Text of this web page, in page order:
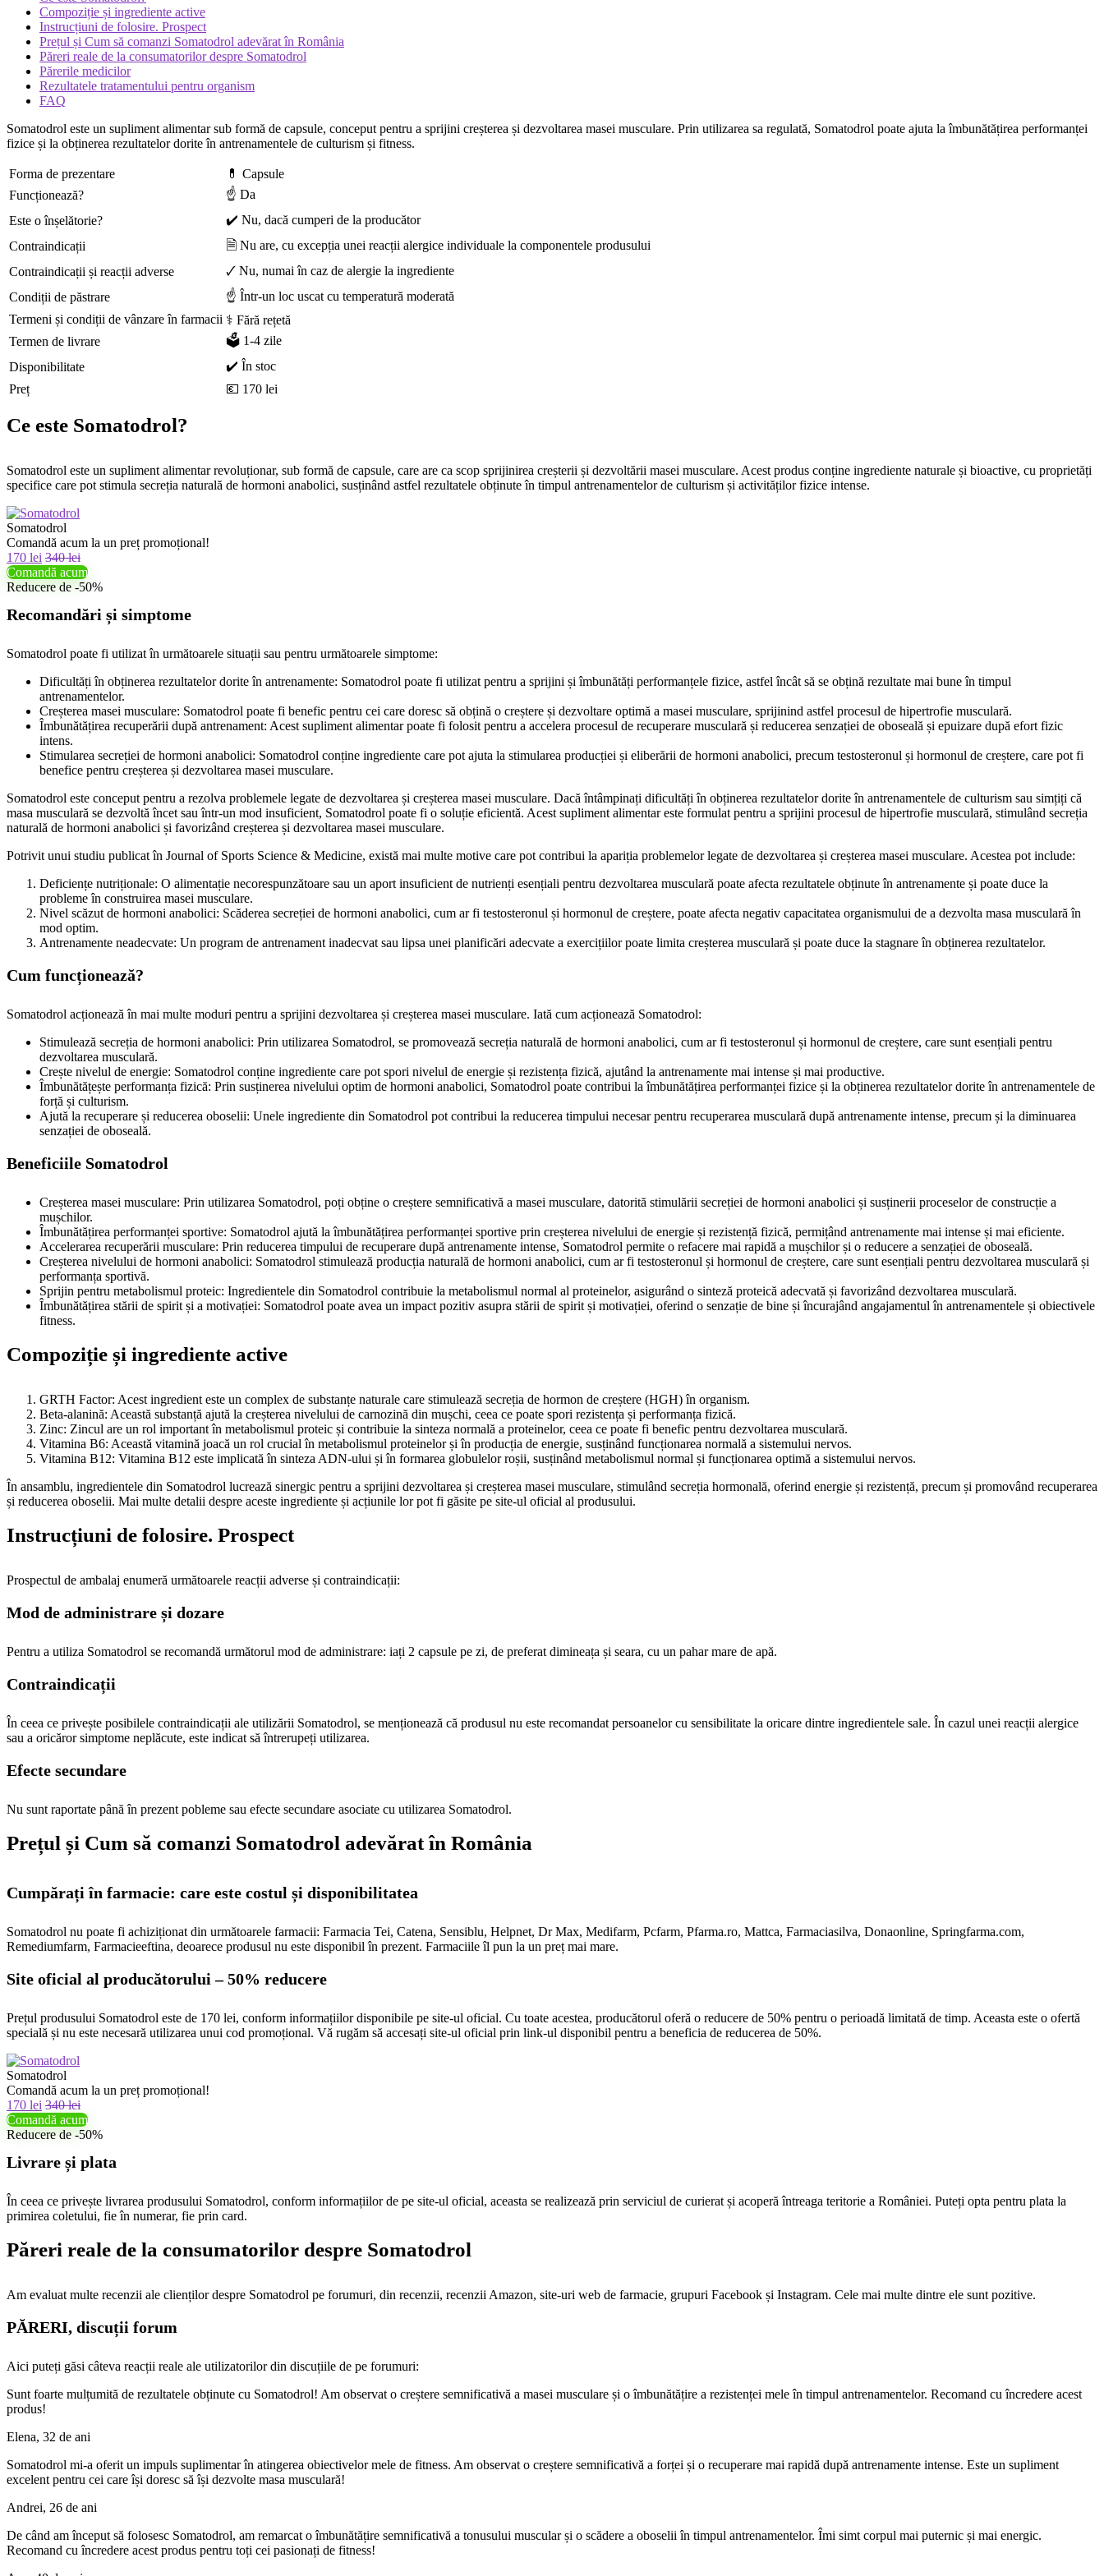
Compoziție și ingrediente active
Instrucțiuni de folosire. Prospect
Prețul și Cum să comanzi Somatodrol adevărat în România
Păreri reale de la consumatorilor despre Somatodrol
Părerile medicilor
Rezultatele tratamentului pentru organism
FAQ
Somatodrol este un supliment alimentar sub formă de capsule, conceput pentru a sprijini creșterea și dezvoltarea masei musculare. Prin utilizarea sa regulată, Somatodrol poate ajuta la îmbunătățirea performanței
fizice și la obținerea rezultatelor dorite în antrenamentele de culturism și fitness.
Forma de prezentare
💊 Capsule
Funcționează?
☝ Da
Este o înșelătorie?
✔️ Nu, dacă cumperi de la producător
Contraindicații
🗎 Nu are, cu excepția unei reacții alergice individuale la componentele produsului
Contraindicații și reacții adverse
🗸 Nu, numai în caz de alergie la ingrediente
Condiții de păstrare
☝ Într-un loc uscat cu temperatură moderată
Termeni și condiții de vânzare în farmacii ⚕️ Fără rețetă
Termen de livrare
🗳️ 1-4 zile
Disponibilitate
✔️ În stoc
Preț
💶 170 lei
Ce este Somatodrol?
Somatodrol este un supliment alimentar revoluționar, sub formă de capsule, care are ca scop sprijinirea creșterii și dezvoltării masei musculare. Acest produs conține ingrediente naturale și bioactive, cu proprietăți
specifice care pot stimula secreția naturală de hormoni anabolici, susținând astfel rezultatele obținute în timpul antrenamentelor de culturism și activităților fizice intense.
Somatodrol
Comandă acum la un preț promoțional!
170 lei 340 lei
Comandă acum
Reducere de -50%
Recomandări și simptome
Somatodrol poate fi utilizat în următoarele situații sau pentru următoarele simptome:
Dificultăți în obținerea rezultatelor dorite în antrenamente: Somatodrol poate fi utilizat pentru a sprijini și îmbunătăți performanțele fizice, astfel încât să se obțină rezultate mai bune în timpul
antrenamentelor.
Creșterea masei musculare: Somatodrol poate fi benefic pentru cei care doresc să obțină o creștere și dezvoltare optimă a masei musculare, sprijinind astfel procesul de hipertrofie musculară.
Îmbunătățirea recuperării după antrenament: Acest supliment alimentar poate fi folosit pentru a accelera procesul de recuperare musculară și reducerea senzației de oboseală și epuizare după efort fizic
intens.
Stimularea secreției de hormoni anabolici: Somatodrol conține ingrediente care pot ajuta la stimularea producției și eliberării de hormoni anabolici, precum testosteronul și hormonul de creștere, care pot fi
benefice pentru creșterea și dezvoltarea masei musculare.
Somatodrol este conceput pentru a rezolva problemele legate de dezvoltarea și creșterea masei musculare. Dacă întâmpinați dificultăți în obținerea rezultatelor dorite în antrenamentele de culturism sau simțiți că
masa musculară se dezvoltă încet sau într-un mod insuficient, Somatodrol poate fi o soluție eficientă. Acest supliment alimentar este formulat pentru a sprijini procesul de hipertrofie musculară, stimulând secreția
naturală de hormoni anabolici și favorizând creșterea și dezvoltarea masei musculare.
Potrivit unui studiu publicat în Journal of Sports Science & Medicine, există mai multe motive care pot contribui la apariția problemelor legate de dezvoltarea și creșterea masei musculare. Acestea pot include:
Deficiențe nutriționale: O alimentație necorespunzătoare sau un aport insuficient de nutrienți esențiali pentru dezvoltarea musculară poate afecta rezultatele obținute în antrenamente și poate duce la
probleme în construirea masei musculare.
Nivel scăzut de hormoni anabolici: Scăderea secreției de hormoni anabolici, cum ar fi testosteronul și hormonul de creștere, poate afecta negativ capacitatea organismului de a dezvolta masa musculară în
mod optim.
Antrenamente neadecvate: Un program de antrenament inadecvat sau lipsa unei planificări adecvate a exercițiilor poate limita creșterea musculară și poate duce la stagnare în obținerea rezultatelor.
Cum funcționează?
Somatodrol acționează în mai multe moduri pentru a sprijini dezvoltarea și creșterea masei musculare. Iată cum acționează Somatodrol:
Stimulează secreția de hormoni anabolici: Prin utilizarea Somatodrol, se promovează secreția naturală de hormoni anabolici, cum ar fi testosteronul și hormonul de creștere, care sunt esențiali pentru
dezvoltarea musculară.
Crește nivelul de energie: Somatodrol conține ingrediente care pot spori nivelul de energie și rezistența fizică, ajutând la antrenamente mai intense și mai productive.
Îmbunătățește performanța fizică: Prin susținerea nivelului optim de hormoni anabolici, Somatodrol poate contribui la îmbunătățirea performanței fizice și la obținerea rezultatelor dorite în antrenamentele de
forță și culturism.
Ajută la recuperare și reducerea oboselii: Unele ingrediente din Somatodrol pot contribui la reducerea timpului necesar pentru recuperarea musculară după antrenamente intense, precum și la diminuarea
senzației de oboseală.
Beneficiile Somatodrol
Creșterea masei musculare: Prin utilizarea Somatodrol, poți obține o creștere semnificativă a masei musculare, datorită stimulării secreției de hormoni anabolici și susținerii proceselor de construcție a
mușchilor.
Îmbunătățirea performanței sportive: Somatodrol ajută la îmbunătățirea performanței sportive prin creșterea nivelului de energie și rezistență fizică, permițând antrenamente mai intense și mai eficiente.
Accelerarea recuperării musculare: Prin reducerea timpului de recuperare după antrenamente intense, Somatodrol permite o refacere mai rapidă a mușchilor și o reducere a senzației de oboseală.
Creșterea nivelului de hormoni anabolici: Somatodrol stimulează producția naturală de hormoni anabolici, cum ar fi testosteronul și hormonul de creștere, care sunt esențiali pentru dezvoltarea musculară și
performanța sportivă.
Sprijin pentru metabolismul proteic: Ingredientele din Somatodrol contribuie la metabolismul normal al proteinelor, asigurând o sinteză proteică adecvată și favorizând dezvoltarea musculară.
Îmbunătățirea stării de spirit și a motivației: Somatodrol poate avea un impact pozitiv asupra stării de spirit și motivației, oferind o senzație de bine și încurajând angajamentul în antrenamentele și obiectivele
fitness.
Compoziție și ingrediente active
GRTH Factor: Acest ingredient este un complex de substanțe naturale care stimulează secreția de hormon de creștere (HGH) în organism.
Beta-alanină: Această substanță ajută la creșterea nivelului de carnozină din mușchi, ceea ce poate spori rezistența și performanța fizică.
Zinc: Zincul are un rol important în metabolismul proteic și contribuie la sinteza normală a proteinelor, ceea ce poate fi benefic pentru dezvoltarea musculară.
Vitamina B6: Această vitamină joacă un rol crucial în metabolismul proteinelor și în producția de energie, susținând funcționarea normală a sistemului nervos.
Vitamina B12: Vitamina B12 este implicată în sinteza ADN-ului și în formarea globulelor roșii, susținând metabolismul normal și funcționarea optimă a sistemului nervos.
În ansamblu, ingredientele din Somatodrol lucrează sinergic pentru a sprijini dezvoltarea și creșterea masei musculare, stimulând secreția hormonală, oferind energie și rezistență, precum și promovând recuperarea
și reducerea oboselii. Mai multe detalii despre aceste ingrediente și acțiunile lor pot fi găsite pe site-ul oficial al produsului.
Instrucțiuni de folosire. Prospect
Prospectul de ambalaj enumeră următoarele reacții adverse și contraindicații:
Mod de administrare și dozare
Pentru a utiliza Somatodrol se recomandă următorul mod de administrare: iați 2 capsule pe zi, de preferat dimineața și seara, cu un pahar mare de apă.
Contraindicații
În ceea ce privește posibilele contraindicații ale utilizării Somatodrol, se menționează că produsul nu este recomandat persoanelor cu sensibilitate la oricare dintre ingredientele sale. În cazul unei reacții alergice
sau a oricăror simptome neplăcute, este indicat să întrerupeți utilizarea.
Efecte secundare
Nu sunt raportate până în prezent pobleme sau efecte secundare asociate cu utilizarea Somatodrol.
Prețul și Cum să comanzi Somatodrol adevărat în România
Cumpărați în farmacie: care este costul și disponibilitatea
Somatodrol nu poate fi achiziționat din următoarele farmacii: Farmacia Tei, Catena, Sensiblu, Helpnet, Dr Max, Medifarm, Pcfarm, Pfarma.ro, Mattca, Farmaciasilva, Donaonline, Springfarma.com,
Remediumfarm, Farmacieeftina, deoarece produsul nu este disponibil în prezent. Farmaciile îl pun la un preț mai mare.
Site oficial al producătorului – 50% reducere
Prețul produsului Somatodrol este de 170 lei, conform informațiilor disponibile pe site-ul oficial. Cu toate acestea, producătorul oferă o reducere de 50% pentru o perioadă limitată de timp. Aceasta este o ofertă
specială și nu este necesară utilizarea unui cod promoțional. Vă rugăm să accesați site-ul oficial prin link-ul disponibil pentru a beneficia de reducerea de 50%.
Somatodrol
Comandă acum la un preț promoțional!
170 lei 340 lei
Comandă acum
Reducere de -50%
Livrare și plata
În ceea ce privește livrarea produsului Somatodrol, conform informațiilor de pe site-ul oficial, aceasta se realizează prin serviciul de curierat și acoperă întreaga teritorie a României. Puteți opta pentru plata la
primirea coletului, fie în numerar, fie prin card.
Păreri reale de la consumatorilor despre Somatodrol
Am evaluat multe recenzii ale clienților despre Somatodrol pe forumuri, din recenzii, recenzii Amazon, site-uri web de farmacie, grupuri Facebook și Instagram. Cele mai multe dintre ele sunt pozitive.
PĂRERI, discuții forum
Aici puteți găsi câteva reacții reale ale utilizatorilor din discuțiile de pe forumuri:
Sunt foarte mulțumită de rezultatele obținute cu Somatodrol! Am observat o creștere semnificativă a masei musculare și o îmbunătățire a rezistenței mele în timpul antrenamentelor. Recomand cu încredere acest
produs!
Elena, 32 de ani
Somatodrol mi-a oferit un impuls suplimentar în atingerea obiectivelor mele de fitness. Am observat o creștere semnificativă a forței și o recuperare mai rapidă după antrenamente intense. Este un supliment
excelent pentru cei care își doresc să își dezvolte masa musculară!
Andrei, 26 de ani
De când am început să folosesc Somatodrol, am remarcat o îmbunătățire semnificativă a tonusului muscular și o scădere a oboselii în timpul antrenamentelor. Îmi simt corpul mai puternic și mai energic.
Recomand cu încredere acest produs pentru toți cei pasionați de fitness!